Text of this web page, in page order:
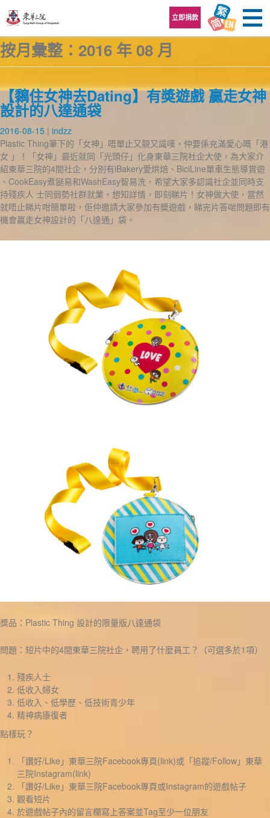
立即捐款
按月彙整：2016 年 08 月
【黐住女神去Dating】有奬遊戲 贏走女神
設計的八達通袋
2016-08-15 indzz
Plastic Thing筆下的「女神」唔單止又靚又識嘆，仲要係充滿愛心嘅「港
女 」！「女神」最近就同「光頭仔」化身東華三院社企大使，為大家介
紹東華三院的4間社企，分別有iBakery愛烘焙、BiciLine單車生態導賞遊
、CookEasy煮餸易和WashEasy智易洗，希望大家多認識社企並同時支
持殘疾人 士同弱勢社群就業。想知詳情，即刻睇片！女神做大使，當然
就唔止睇片咁簡單啦，佢仲邀請大家參加有奬遊戲，睇完片答啱問題即有
機會贏走女神設計的「八達通」袋。
獎品：Plastic Thing 設計的限量版八達通袋
問題：短片中的4間東華三院社企，聘用了什麼員工？（可選多於1項）
殘疾人士
低收入婦女
低收入、低學歷、低技術青少年
精神病康復者
點樣玩？
「讚好/Like」東華三院Facebook專頁(link)或「追蹤/Follow」東華
三院Instagram(link)
「讚好/Like」東華三院Facebook專頁或Instagram的遊戲帖子
觀看短片
於遊戲帖子內的留言欄寫上答案並Tag至少一位朋友